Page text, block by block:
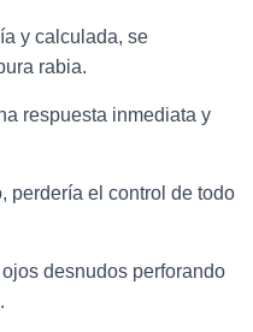
y calculada, se
rabia.
respuesta inmediata y
perdería el control de todo
desnudos perforando